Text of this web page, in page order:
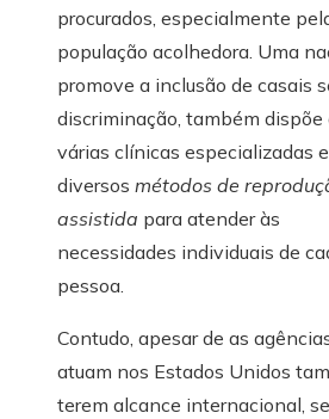
procurados, especialmente
população acolhedora. Uma
promove a inclusão de casais
discriminação, também dispõe
várias clínicas especializadas
diversos métodos de
assistida para atender às
necessidades individuais de
pessoa.
Contudo, apesar de as
atuam nos Estados Unidos
terem alcance internacional,